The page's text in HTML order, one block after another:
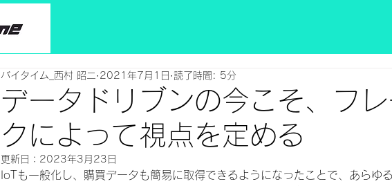
データドリブンの今こそ、フレ
クによって視点を定める
バイタイム_西村 昭二 2021年7月1日 読了時間: 5分
更新日： 2023年3月23日
IoTも一般化し、購買データも簡易に取得できるようになったことで、あらゆ